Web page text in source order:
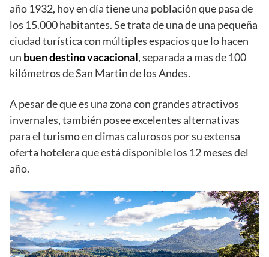
año 1932, hoy en día tiene una población que pasa de
los 15.000 habitantes. Se trata de una de una pequeña
ciudad turística con múltiples espacios que lo hacen
un buen destino vacacional, separada a mas de 100
kilómetros de San Martin de los Andes.
A pesar de que es una zona con grandes atractivos
invernales, también posee excelentes alternativas
para el turismo en climas calurosos por su extensa
oferta hotelera que está disponible los 12 meses del
año.